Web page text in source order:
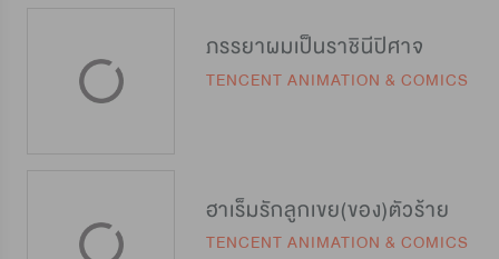
ภรรยาผมเป็นราชินีปิศาจ
TENCENT ANIMATION & COMICS
ฮาเร็มรักลูกเขย(ของ)ตัวร้าย
TENCENT ANIMATION & COMICS